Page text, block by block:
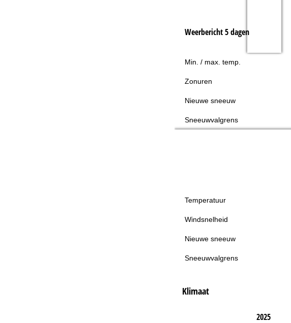
Weerbericht 5 dagen
Min. / max. temp.
Zonuren
Nieuwe sneeuw
Sneeuwvalgrens
Temperatuur
Windsnelheid
Nieuwe sneeuw
Sneeuwvalgrens
Klimaat
2025